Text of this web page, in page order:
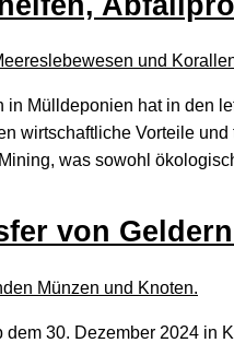
Mülldeponien hat in den
wirtschaftliche Vorteile
was sowohl
von
30. Dezember 2024 in